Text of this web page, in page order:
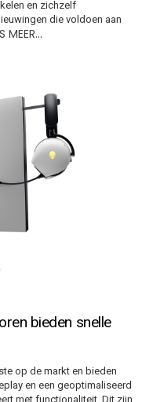
en zichzelf
die voldoen aan
MEER…
bieden snelle
op de markt en bieden
en een geoptimaliseerd
met functionaliteit. Dit zijn